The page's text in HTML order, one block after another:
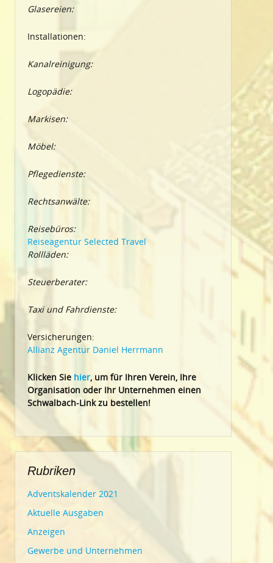
Glasereien:
Installationen:
Kanalreinigung:
Logopädie:
Markisen:
Möbel:
Pflegedienste:
Rechtsanwälte:
Reisebüros:
Reiseagentur Selected Travel
Rollläden:
Steuerberater:
Taxi und Fahrdienste:
Versicherungen:
Allianz Agentur Daniel Herrmann
Klicken Sie hier, um für Ihren Verein, Ihre
Organisation oder Ihr Unternehmen einen
Schwalbach-Link zu bestellen!
Rubriken
Adventskalender 2021
Aktuelle Ausgaben
Anzeigen
Gewerbe und Unternehmen